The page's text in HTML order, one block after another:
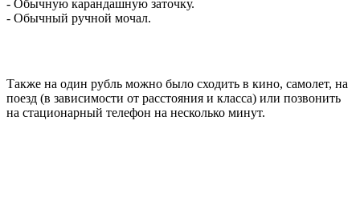
- Обычную карандашную заточку.
- Обычный ручной мочал.
Также на один рубль можно было сходить в кино, самолет, на
поезд (в зависимости от расстояния и класса) или позвонить
на стационарный телефон на несколько минут.